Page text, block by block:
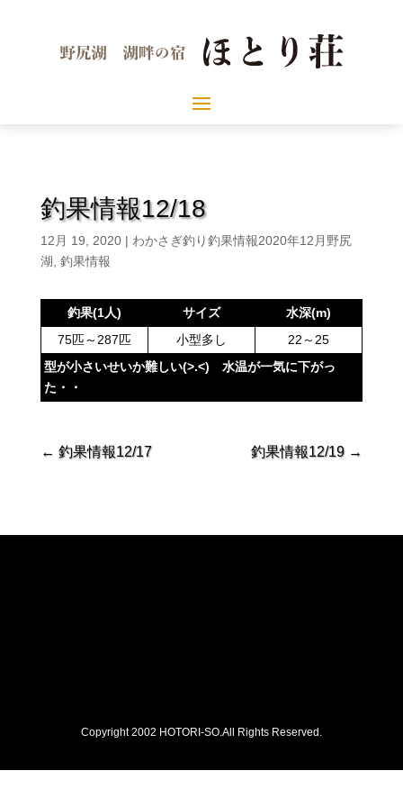
釣果情報12/18
12月 19, 2020| わかさぎ釣り釣果情報2020年12月野尻
湖 釣果情報
釣果(1人) サイズ
水深(m)
75匹～287匹
小型多し
22～25
型が小さいせいか難しい(>.<) 水温が一気に下がっ
た・・
← 釣果情報12/17 釣果情報12/19 →
Copyright 2002 HOTORI-SO.All Rights Reserved.